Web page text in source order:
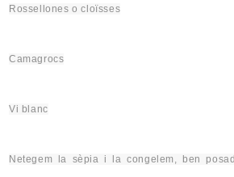
Rossellones ocloïsses
Camagrocs
Vi blanc
Netegem la sèpia i la congelem, ben